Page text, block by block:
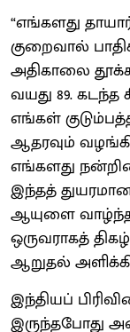
“எங்களது
குறைவால்
அதிகாலை
வயது 89.
எங்கள்
ஆதரவும்
எங்களது
இந்தத்
ஆயுளை
ஒருவராகத்
ஆறுதல்
இந்தியப்
இருந்தபோது